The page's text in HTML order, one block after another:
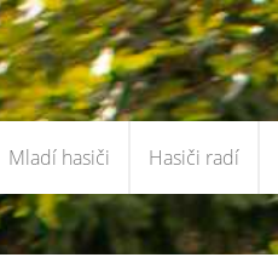
Mladí hasiči Hasiči radí